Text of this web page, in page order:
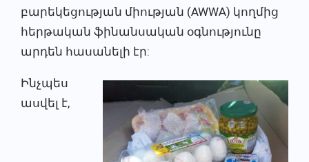
բարեկեցության միության (AWWA) կողմից
հերթական ֆինանսական օգնությունը
արդեն հասանելի էր:
Ինչպես
ասվել է,